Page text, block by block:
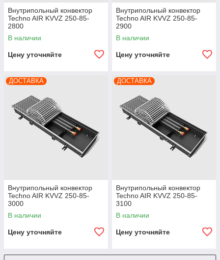
Внутрипольный конвектор
Techno AIR KVVZ 250-85-
2800
В наличии
Цену уточняйте
Внутрипольный конвектор
Techno AIR KVVZ 250-85-
2900
В наличии
Цену уточняйте
ДОСТАВКА
Внутрипольный конвектор
Techno AIR KVVZ 250-85-
3000
В наличии
Цену уточняйте
ДОСТАВКА
Внутрипольный конвектор
Techno AIR KVVZ 250-85-
3100
В наличии
Цену уточняйте